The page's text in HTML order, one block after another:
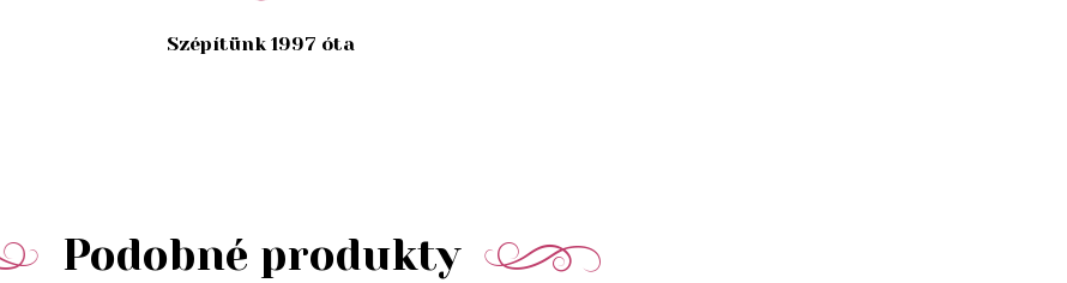
Szépítünk 1997 óta
Podobné produkty